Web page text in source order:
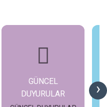
›
GÜNCEL
DUYURULAR